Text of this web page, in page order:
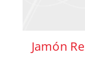
Jamón